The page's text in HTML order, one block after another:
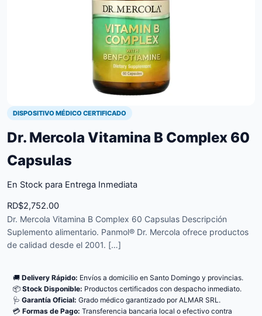
DISPOSITIVO MÉDICO CERTIFICADO
Dr. Mercola Vitamina B Complex 60
Capsulas
En Stock para Entrega Inmediata
RD$2,752.00
Dr. Mercola Vitamina B Complex 60 Capsulas Descripción
Suplemento alimentario. Panmol® Dr. Mercola ofrece productos
de calidad desde el 2001. […]
🚚 Delivery Rápido: Envíos a domicilio en Santo Domingo y provincias.
📦 Stock Disponible: Productos certificados con despacho inmediato.
🩺 Garantía Oficial: Grado médico garantizado por ALMAR SRL.
💳 Formas de Pago: Transferencia bancaria local o efectivo contra